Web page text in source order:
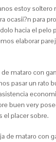
estoy
ocasii?n para
hacia el pelo
elaborar
mataro con
pasar un rato
buen very
el placer sobre.
de mataro con